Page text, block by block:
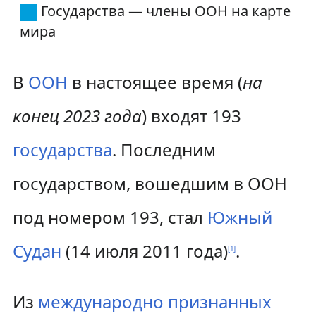
и
н
а
в
ц
и
п
о
и
Государства — члены ООН на карте
мира
В ООН в настоящее время (на
конец 2023 года) входят 193
государства. Последним
государством, вошедшим в ООН
под номером 193, стал Южный
Судан (14 июля 2011 года)[1].
Из международно признанных